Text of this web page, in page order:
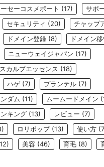
セーコスメポート (17) サポ
セキュリティ (20) チャップ
ドメイン登録 (8) ドメイン
ニューウェイジャパン (17)
カルプエッセンス (18)
ハゲ (7) プランテル (7)
ダム (11) ムームードメイン
キング (13) レビュー (7)
ロリポップ(13) 使い方
美容 (46) 育毛 (8)